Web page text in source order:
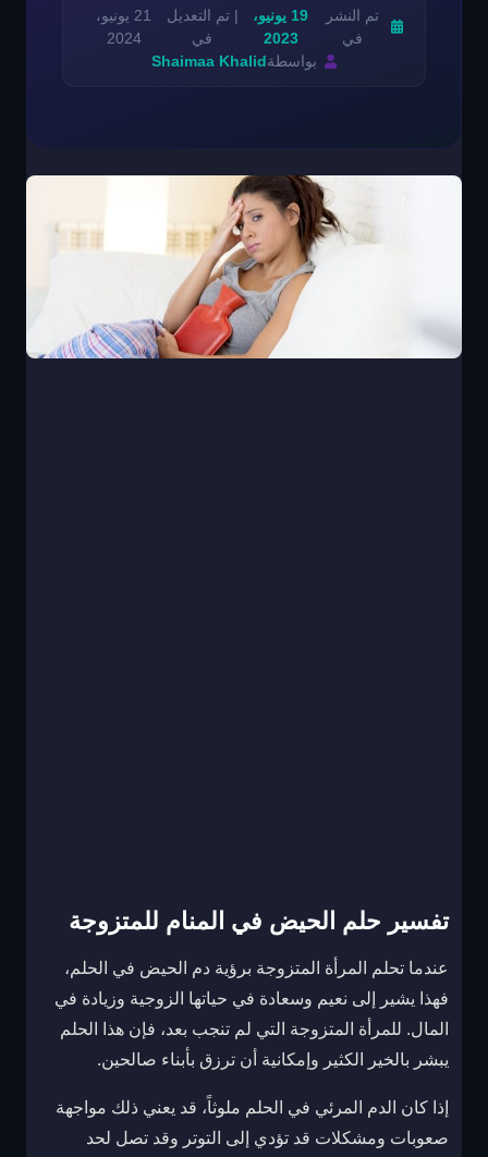
تم النشر
في
19 يونيو،
2023
| تم التعديل
في
21 يونيو،
2024
بواسطة Shaimaa Khalid
تفسير حلم الحيض في المنام للمتزوجة
عندما تحلم المرأة المتزوجة برؤية دم الحيض في الحلم،
فهذا يشير إلى نعيم وسعادة في حياتها الزوجية وزيادة في
المال. للمرأة المتزوجة التي لم تنجب بعد، فإن هذا الحلم
يبشر بالخير الكثير وإمكانية أن ترزق بأبناء صالحين.
إذا كان الدم المرئي في الحلم ملوثاً، قد يعني ذلك مواجهة
صعوبات ومشكلات قد تؤدي إلى التوتر وقد تصل لحد